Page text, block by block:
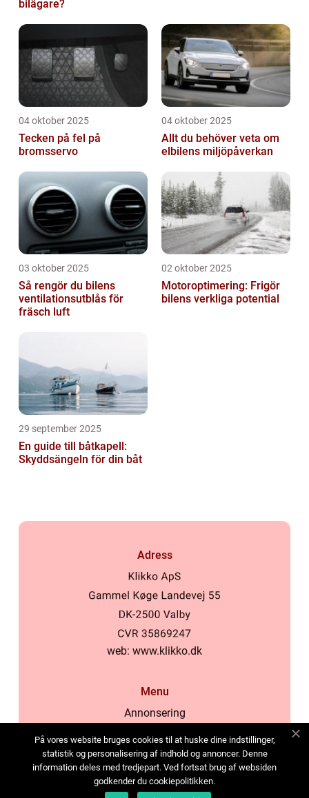
bilägare?
04 oktober 2025
Tecken på fel på
bromsservo
04 oktober 2025
Allt du behöver veta om
elbilens miljöpåverkan
03 oktober 2025
Så rengör du bilens
ventilationsutblås för
fräsch luft
02 oktober 2025
Motoroptimering: Frigör
bilens verkliga potential
29 september 2025
En guide till båtkapell:
Skyddsängeln för din båt
Adress
web: www.klikko.dk
Menu
Annonsering
Cookies
Kontakta oss
Sitemap
På vores website bruges cookies til at huske dine indstillinger,
statistik og personalisering af indhold og annoncer. Denne
information deles med tredjepart. Ved fortsat brug af websiden
godkender du cookiepolitikken.